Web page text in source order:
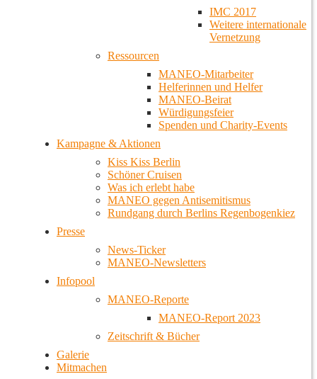
IMC 2017
Weitere internationale
Vernetzung
Ressourcen
MANEO-Mitarbeiter
Helferinnen und Helfer
MANEO-Beirat
Würdigungsfeier
Spenden und Charity-Events
Kampagne & Aktionen
Kiss Kiss Berlin
Schöner Cruisen
Was ich erlebt habe
MANEO gegen Antisemitismus
Rundgang durch Berlins Regenbogenkiez
Presse
News-Ticker
MANEO-Newsletters
Infopool
MANEO-Reporte
MANEO-Report 2023
Zeitschrift & Bücher
Galerie
Mitmachen